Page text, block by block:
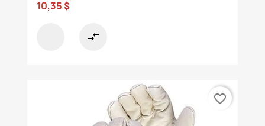
10,35 $
compare_arrows
favorite_border